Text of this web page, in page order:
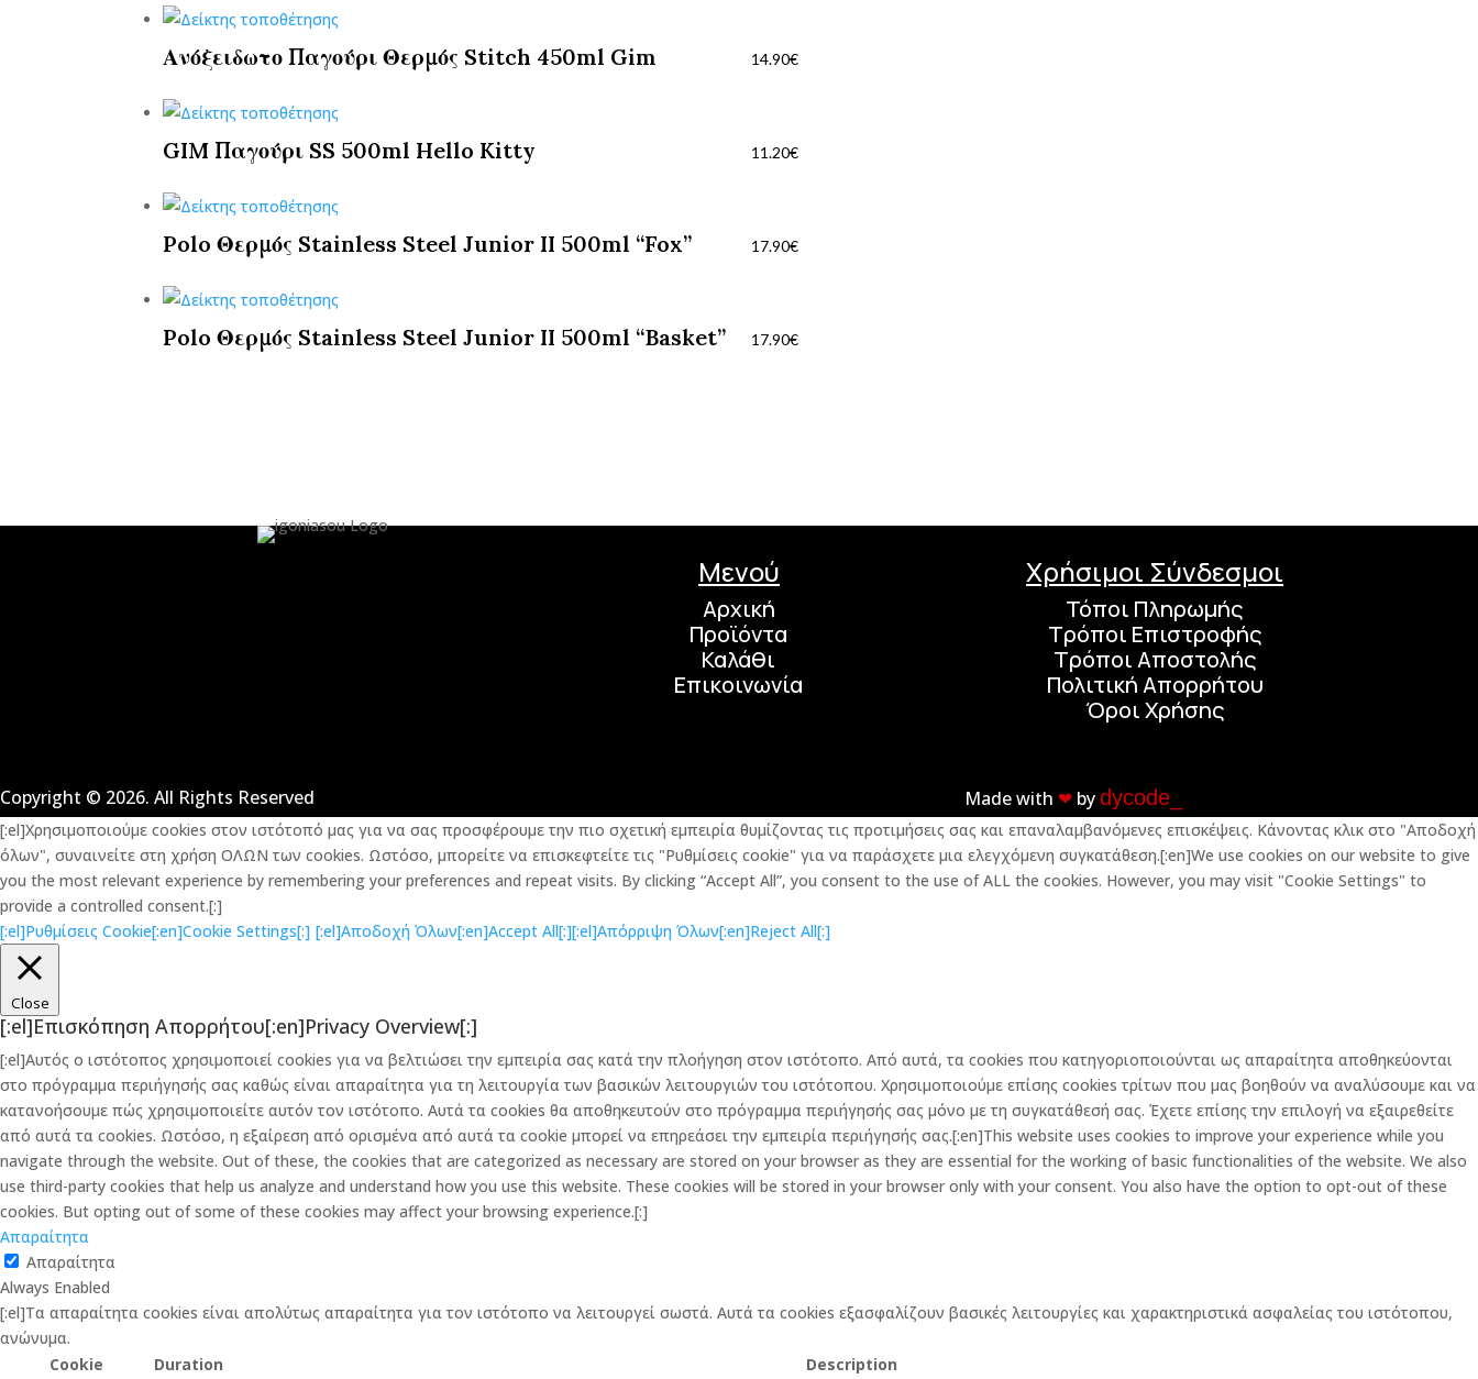
Ανόξειδωτο Παγούρι Θερμός Stitch 450ml Gim 14.90€
GIM Παγούρι SS 500ml Hello Kitty 11.20€
Polo Θερμός Stainless Steel Junior II 500ml “Fox” 17.90€
Polo Θερμός Stainless Steel Junior II 500ml “Basket” 17.90€
Μενού
Αρχική
Προϊόντα
Καλάθι
Επικοινωνία
Χρήσιμοι Σύνδεσμοι
Τόποι Πληρωμής
Τρόποι Επιστροφής
Τρόποι Αποστολής
Πολιτική Απορρήτου
Όροι Χρήσης
Copyright © 2026. All Rights Reserved Made with ❤︎ bydycode_
[:el]Χρησιμοποιούμε cookies στον ιστότοπό μας για να σας προσφέρουμε την πιο σχετική εμπειρία θυμίζοντας τις προτιμήσεις σας και επαναλαμβανόμενες επισκέψεις. Κάνοντας κλικ στο "Αποδοχή
όλων", συναινείτε στη χρήση ΟΛΩΝ των cookies. Ωστόσο, μπορείτε να επισκεφτείτε τις "Ρυθμίσεις cookie" για να παράσχετε μια ελεγχόμενη συγκατάθεση.[:en]We use cookies on our website to give
you the most relevant experience by remembering your preferences and repeat visits. By clicking “Accept All”, you consent to the use of ALL the cookies. However, you may visit "Cookie Settings" to
provide a controlled consent.[:]
[:el]Ρυθμίσεις Cookie[:en]Cookie Settings[:] [:el]Αποδοχή Όλων[:en]Accept All[:][:el]Απόρριψη Όλων[:en]Reject All[:]
Close
[:el]Επισκόπηση Απορρήτου[:en]Privacy Overview[:]
[:el]Αυτός ο ιστότοπος χρησιμοποιεί cookies για να βελτιώσει την εμπειρία σας κατά την πλοήγηση στον ιστότοπο. Από αυτά, τα cookies που κατηγοριοποιούνται ως απαραίτητα αποθηκεύονται
στο πρόγραμμα περιήγησής σας καθώς είναι απαραίτητα για τη λειτουργία των βασικών λειτουργιών του ιστότοπου. Χρησιμοποιούμε επίσης cookies τρίτων που μας βοηθούν να αναλύσουμε και να
κατανοήσουμε πώς χρησιμοποιείτε αυτόν τον ιστότοπο. Αυτά τα cookies θα αποθηκευτούν στο πρόγραμμα περιήγησής σας μόνο με τη συγκατάθεσή σας. Έχετε επίσης την επιλογή να εξαιρεθείτε
από αυτά τα cookies. Ωστόσο, η εξαίρεση από ορισμένα από αυτά τα cookie μπορεί να επηρεάσει την εμπειρία περιήγησής σας.[:en]This website uses cookies to improve your experience while you
navigate through the website. Out of these, the cookies that are categorized as necessary are stored on your browser as they are essential for the working of basic functionalities of the website. We also
use third-party cookies that help us analyze and understand how you use this website. These cookies will be stored in your browser only with your consent. You also have the option to opt-out of these
cookies. But opting out of some of these cookies may affect your browsing experience.[:]
Απαραίτητα
Απαραίτητα
Always Enabled
[:el]Τα απαραίτητα cookies είναι απολύτως απαραίτητα για τον ιστότοπο να λειτουργεί σωστά. Αυτά τα cookies εξασφαλίζουν βασικές λειτουργίες και χαρακτηριστικά ασφαλείας του ιστότοπου,
ανώνυμα.
Cookie
Duration
Description